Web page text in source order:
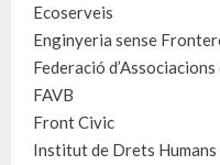
Ecoserveis
Enginyeria sense
Federació
FAVB
Front Civic
Institut de Drets